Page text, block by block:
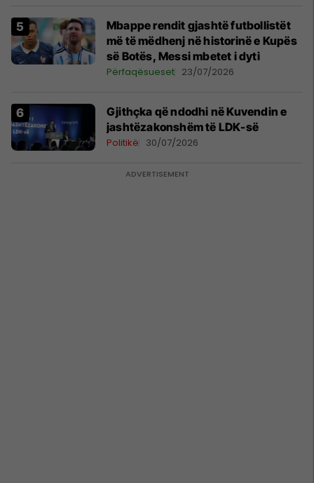
Mbappe rendit gjashtë futbollistët
më të mëdhenj në historinë e Kupës
së Botës, Messi mbetet i dyti
Përfaqësueset 23/07/2026
Gjithçka që ndodhi në Kuvendin e
jashtëzakonshëm të LDK-së
Politikë 30/07/2026